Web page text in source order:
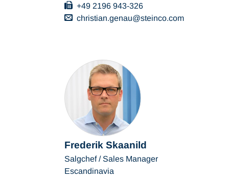
+49 2196 943-326
christian.genau
steinco com
Frederik Skaanild
Salgchef / Sales Manager
Escandinavia